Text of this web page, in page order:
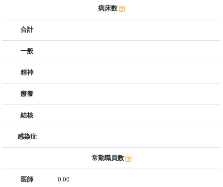
病床数
合計
一般
精神
療養
結核
感染症
常勤職員数
医師 0.00